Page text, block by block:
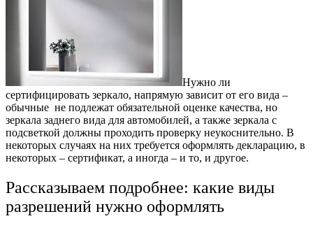
Нужно ли
сертифицировать зеркало, напрямую зависит от его вида –
обычные не подлежат обязательной оценке качества, но
зеркала заднего вида для автомобилей, а также зеркала с
подсветкой должны проходить проверку неукоснительно. В
некоторых случаях на них требуется оформлять декларацию, в
некоторых – сертификат, а иногда – и то, и другое.
Рассказываем подробнее: какие виды
разрешений нужно оформлять